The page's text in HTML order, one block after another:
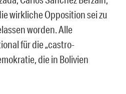
wirkliche Opposition sei zu
worden. Alle
für die „castro-
die in Bolivien